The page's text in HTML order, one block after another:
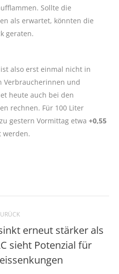
Sollte die
als erwartet, könnten die
geraten.
also erst einmal nicht in
Verbraucherinnen und
heute auch bei den
rechnen. Für 100 Liter
gestern Vormittag etwa +0,55
werden.
Vorheriger
Beitrag:
erneut stärker als
sieht Potenzial für